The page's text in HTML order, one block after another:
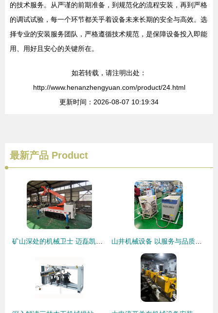
的技术服务。从严谨的前期准备，到规范化的流程安装，再到严格
的调试试验，每一个环节都关乎着设备未来长期的安全与高效。选
择专业的安装服务团队，严格遵循技术规范，是保障设备投入即能
用、用好且安心的关键所在。
如若转载，请注明出处：
http://www.henanzhengyuan.com/product/24.html
更新时间：2026-08-07 10:19:34
最新产品 Product